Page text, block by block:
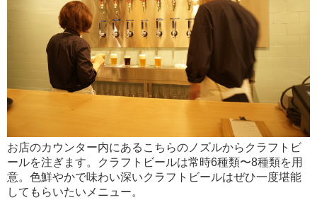
お店のカウンター内にあるこちらのノズルからクラフトビ
ールを注ぎます。クラフトビールは常時6種類〜8種類を用
意。色鮮やかで味わい深いクラフトビールはぜひ一度堪能
してもらいたいメニュー。